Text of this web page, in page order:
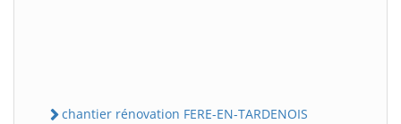
chantier rénovation FERE-EN-TARDENOIS